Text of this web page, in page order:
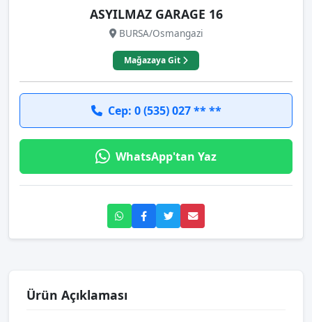
ASYILMAZ GARAGE 16
BURSA/Osmangazi
Mağazaya Git
Cep: 0 (535) 027 ** **
WhatsApp'tan Yaz
Ürün Açıklaması